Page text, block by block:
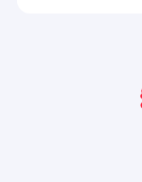
的积蓄，下